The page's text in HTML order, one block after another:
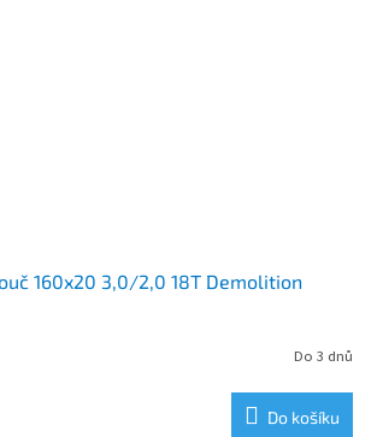
160x20 3,0/2,0 18T Demolition
Do 3 dnů
Do košíku